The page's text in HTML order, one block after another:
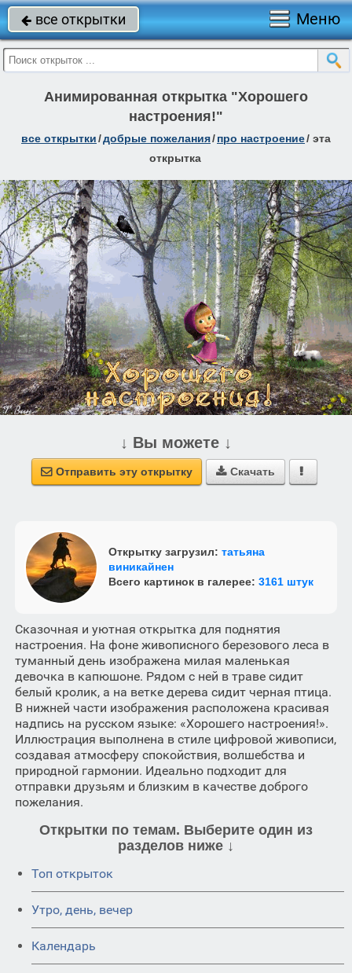
 все открытки Меню
Анимированная открытка "Хорошего
настроения!"
все открытки/добрые пожелания/про настроение/ эта
открытка
↓ Вы можете ↓
 Отправить эту открытку  Скачать 
Открытку загрузил: татьяна
виникайнен
Всего картинок в галерее: 3161 штук
Сказочная и уютная открытка для поднятия
настроения. На фоне живописного березового леса в
туманный день изображена милая маленькая
девочка в капюшоне. Рядом с ней в траве сидит
белый кролик, а на ветке дерева сидит черная птица.
В нижней части изображения расположена красивая
надпись на русском языке: «Хорошего настроения!».
Иллюстрация выполнена в стиле цифровой живописи,
создавая атмосферу спокойствия, волшебства и
природной гармонии. Идеально подходит для
отправки друзьям и близким в качестве доброго
пожелания.
Открытки по темам. Выберите один из
разделов ниже ↓
Топ открыток
Утро, день, вечер
Календарь